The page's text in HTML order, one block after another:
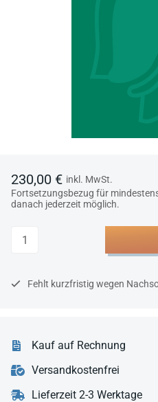
230,00 € inkl. MwSt.
Fortsetzungsbezug für
danach jederzeit möglich.
Anzahl In
Fehlt kurzfristig wegen
Kauf auf Rechnung
Versandkostenfrei
Lieferzeit 2-3 Werktage